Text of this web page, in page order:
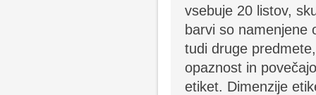
vsebuje 20 listov,
barvi so namenjene
tudi druge
opaznost in
etiket. Dimenzije